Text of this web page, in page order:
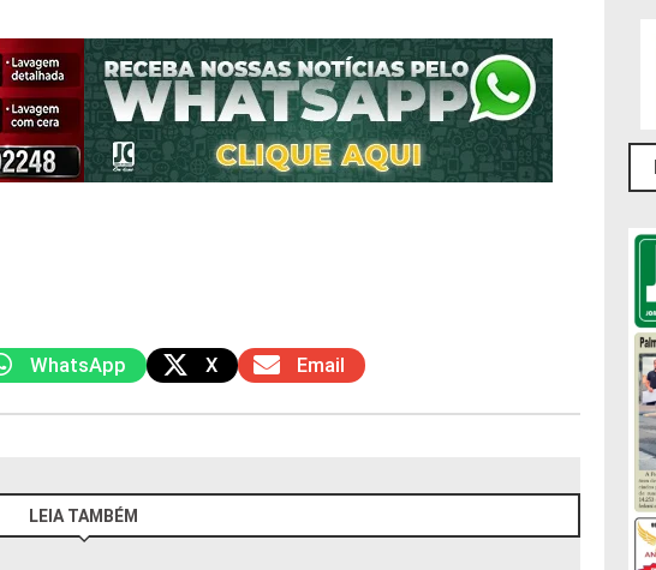
WhatsApp X Email
LEIA TAMBÉM